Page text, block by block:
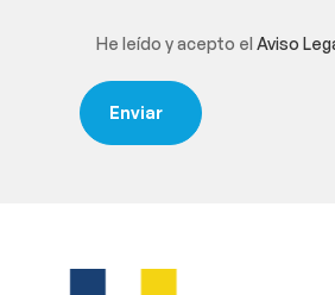
He leído y acepto elAviso